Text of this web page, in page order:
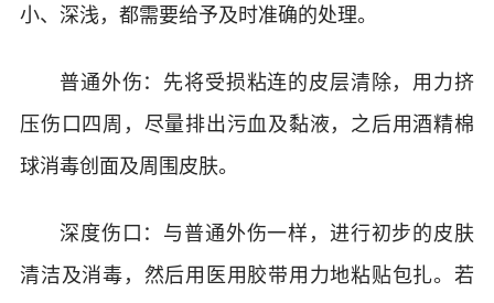
小、深浅，都需要给予及时准确的处理。
普通外伤：先将受损粘连的皮层清除，用力挤
压伤口四周，尽量排出污血及黏液，之后用酒精棉
球消毒创面及周围皮肤。
深度伤口：与普通外伤一样，进行初步的皮肤
清洁及消毒，然后用医用胶带用力地粘贴包扎。若